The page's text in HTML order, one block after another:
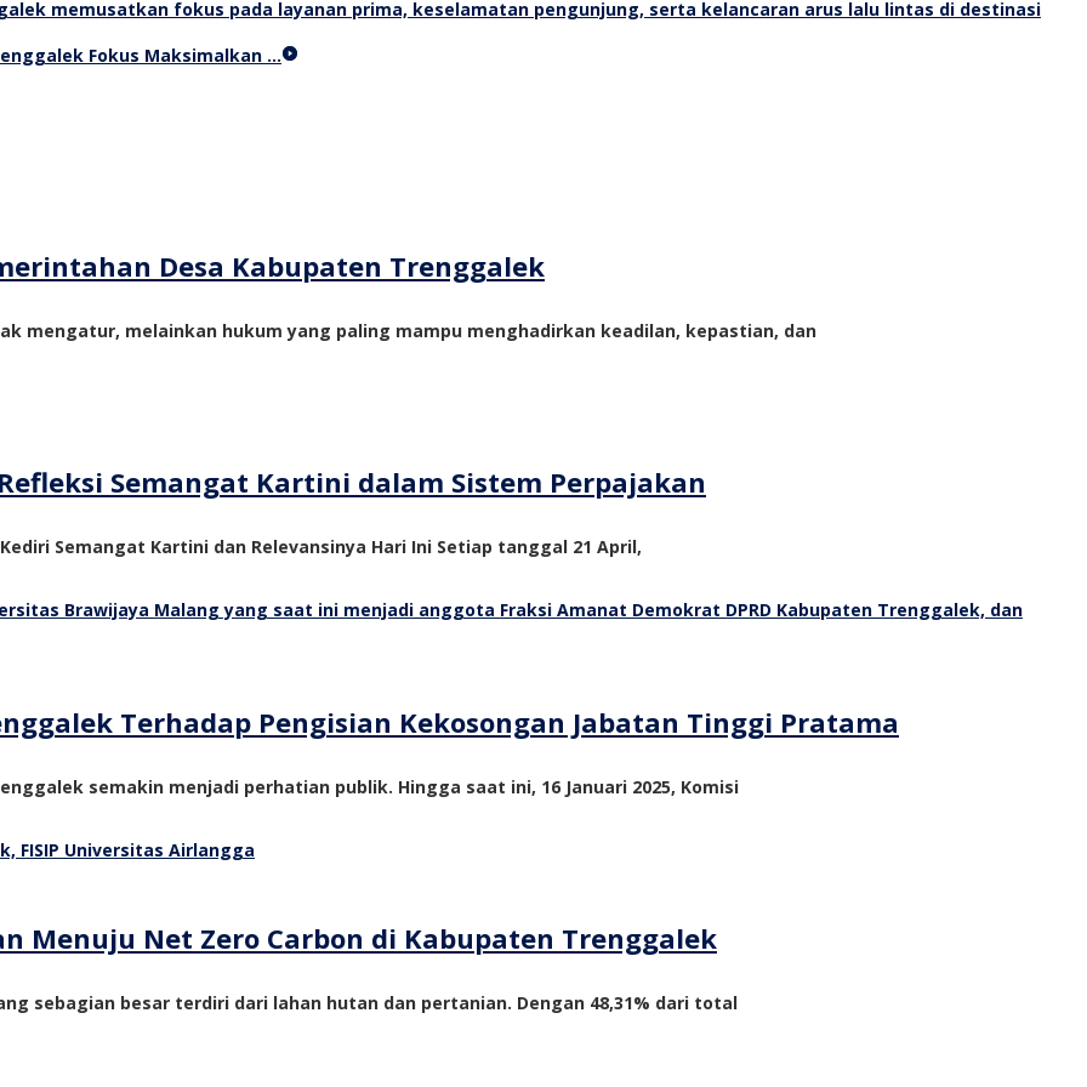
Fokus Maksimalkan …
Desa Kabupaten Trenggalek
mengatur, melainkan hukum yang paling mampu menghadirkan keadilan, kepastian, dan
Semangat Kartini dalam Sistem Perpajakan
Kediri Semangat Kartini dan Relevansinya Hari Ini Setiap tanggal 21 April,
Terhadap Pengisian Kekosongan Jabatan Tinggi Pratama
semakin menjadi perhatian publik. Hingga saat ini, 16 Januari 2025, Komisi
Menuju Net Zero Carbon di Kabupaten Trenggalek
sebagian besar terdiri dari lahan hutan dan pertanian. Dengan 48,31% dari total